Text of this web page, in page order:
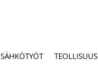
SÄHKÖTYÖT TEOLLISUUS